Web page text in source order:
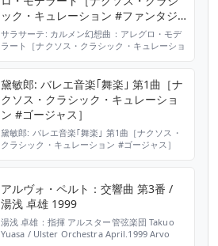
［人気度］（※ナクソス・ジャパンの独自デー
タに基づく） 好評配信中！...
ック・キュレーション #ファンタジ
ー］
サラサーテ: カルメン幻想曲：アレグロ・モデ
ラート［ナクソス・クラシック・キュレーショ
☆☆☆☆☆ かわいい ☆☆☆ カッコ良い ☆
おしゃれ ☆ ゴージャス☆☆ コミカル ☆☆☆
ロマンチック ☆☆☆ ［人気度］（※ナクソ
ス・ジャパンの独自データに基づく） 第37...
黛敏郎: バレエ音楽｢舞楽｣ 第1曲［ナ
クソス・クラシック・キュレーショ
ン #ゴージャス］
黛敏郎: バレエ音楽｢舞楽｣ 第1曲［ナクソス・
クラシック・キュレーション #ゴージャス］
コミカル☆ ロマンチック ☆ ［人気度］（※ナ
クソス・ジャパンの独自データに基づく） 好
アルヴォ・ペルト：交響曲 第3番 /
湯浅 卓雄 1999
湯浅 卓雄：指揮 アルスター管弦楽団 Takuo
Yuasa / Ulster Orchestra April.1999 Arvo